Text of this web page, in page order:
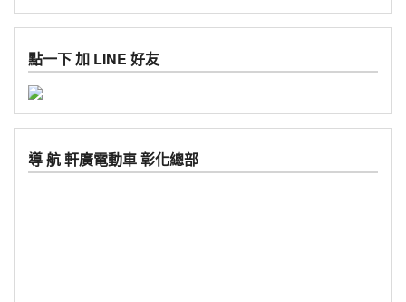
點一下 加 LINE 好友
導 航 軒廣電動車 彰化總部